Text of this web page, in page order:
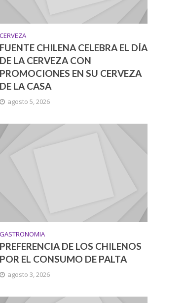
CERVEZA
FUENTE CHILENA CELEBRA EL DÍA
DE LA CERVEZA CON
PROMOCIONES EN SU CERVEZA
DE LA CASA
agosto 5, 2026
GASTRONOMIA
PREFERENCIA DE LOS CHILENOS
POR EL CONSUMO DE PALTA
agosto 3, 2026